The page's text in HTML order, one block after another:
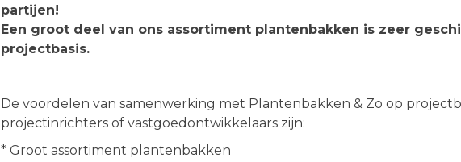
partijen!
Een groot deel van ons assortiment plantenbakken is zeer
projectbasis.
De voordelen van samenwerking met Plantenbakken & Zo op
projectinrichters of vastgoedontwikkelaars zijn:
* Groot assortiment plantenbakken